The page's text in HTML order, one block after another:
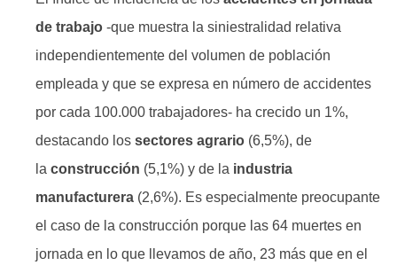
de trabajo -que muestra la siniestralidad relativa
independientemente del volumen de población
empleada y que se expresa en número de accidentes
por cada 100.000 trabajadores- ha crecido un 1%,
destacando los sectores agrario (6,5%), de
la construcción (5,1%) y de la industria
manufacturera (2,6%). Es especialmente preocupante
el caso de la construcción porque las 64 muertes en
jornada en lo que llevamos de año, 23 más que en el